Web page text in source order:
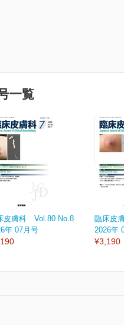
一覧
皮膚科 Vol.80 No.8
年 07月号
臨床皮
2026年
¥3,190